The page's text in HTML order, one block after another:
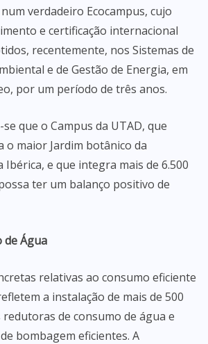
verdadeiro Ecocampus, cujo
e certificação internacional
recentemente, nos Sistemas de
e de Gestão de Energia, em
por um período de três anos.
que o Campus da UTAD, que
o maior Jardim botânico da
Ibérica, e que integra mais de 6.500
ter um balanço positivo de
de Água
relativas ao consumo eficiente
a instalação de mais de 500
de consumo de água e
bombagem eficientes. A